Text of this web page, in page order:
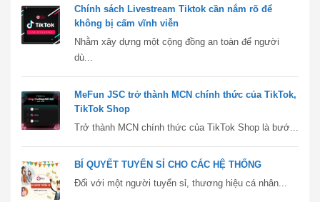
Chính sách Livestream Tiktok cần nắm rõ để
không bị cấm vĩnh viễn
Nhằm xây dựng một cộng đồng an toàn để người
dù...
MeFun JSC trở thành MCN chính thức của TikTok,
TikTok Shop
Trở thành MCN chính thức của TikTok Shop là bướ...
BÍ QUYẾT TUYỂN SỈ CHO CÁC HỆ THỐNG
Đối với một người tuyển sỉ, thương hiệu cá nhân...